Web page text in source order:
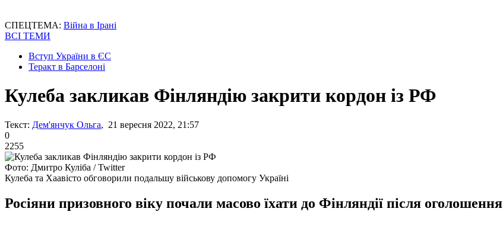
СПЕЦТЕМА: Війна в Ірані
ВСІ ТЕМИ
Вступ України в ЄС
Теракт в Барселоні
Кулеба закликав Фінляндію закрити кордон із РФ
Текст: Дем'янчук Ольга, 21 вересня 2022, 21:57
0
2255
Фото: Дмитро Куліба / Twitter
Кулеба та Хаавісто обговорили подальшу військову допомогу Україні
Росіяни призовного віку почали масово їхати до Фінляндії після